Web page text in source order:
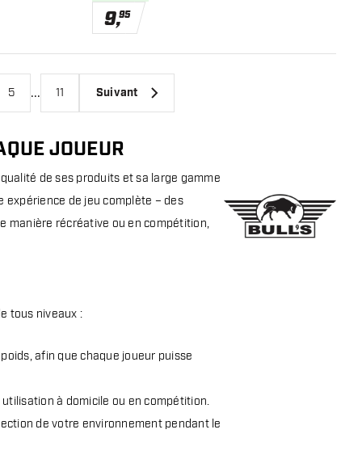
9,95
5 ... 11 Suivant
JOUEUR
de ses produits et sa large gamme
expérience de jeu complète – des
manière récréative ou en compétition,
tous niveaux :
afin que chaque joueur puisse
à domicile ou en compétition.
de votre environnement pendant le